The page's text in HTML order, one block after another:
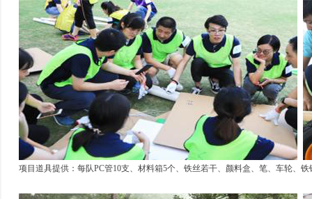
项目道具提供：每队PC管10支、材料箱5个、铁丝若干、颜料盒、笔、车轮、铁